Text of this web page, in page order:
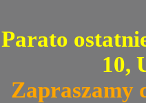
Parato
10,
Zapraszamy